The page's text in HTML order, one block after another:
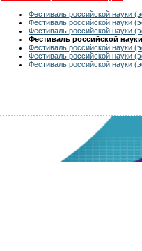
Фестиваль российской науки
Фестиваль российской науки
Фестиваль российской науки
Фестиваль российской
Фестиваль российской науки
Фестиваль российской науки
Фестиваль российской науки